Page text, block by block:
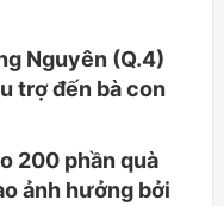
Nguyên (Q.4)
trợ đến bà con
200 phần quà
ảnh hưởng bởi